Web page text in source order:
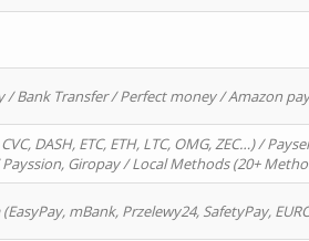
Bank Transfer / Perfect money / Amazon
DASH, ETC, ETH, LTC, OMG, ZEC…) /
Payssion, Giropay / Local Methods (20+
mBank, Przelewy24, SafetyPay,